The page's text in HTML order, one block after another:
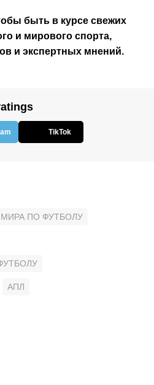
быть в курсе свежих
и мирового спорта,
и экспертных мнений.
TikTok
ПО ФУТБОЛУ
АПЛ